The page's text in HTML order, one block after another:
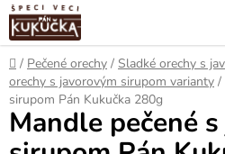
Prejsť
na
obsah
Domov
/ Pečené orechy / Sladké orechy s
orechy s javorovým sirupom varianty /
sirupom Pán Kukučka 280g
Mandle pečené